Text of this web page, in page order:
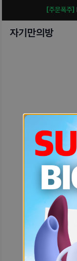
[주문폭주]
자기만의방